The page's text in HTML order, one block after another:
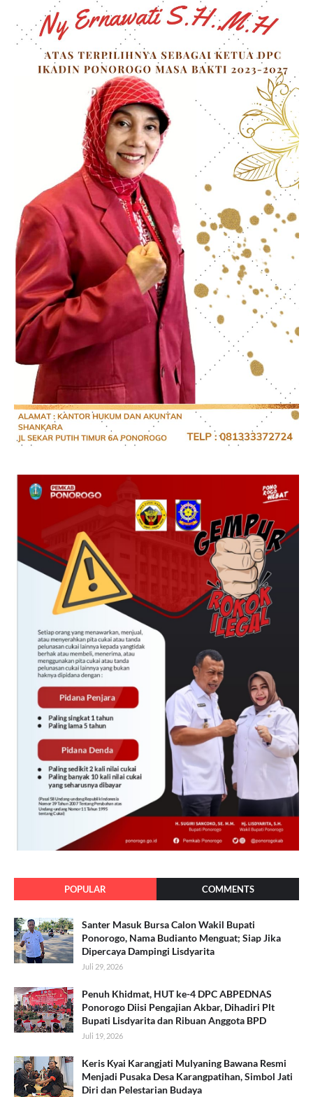
POPULAR COMMENTS
Santer Masuk Bursa Calon Wakil Bupati
Ponorogo, Nama Budianto Menguat; Siap Jika
Dipercaya Dampingi Lisdyarita
Juli 29, 2026
Penuh Khidmat, HUT ke-4 DPC ABPEDNAS
Ponorogo Diisi Pengajian Akbar, Dihadiri Plt
Bupati Lisdyarita dan Ribuan Anggota BPD
Juli 19, 2026
Keris Kyai Karangjati Mulyaning Bawana Resmi
Menjadi Pusaka Desa Karangpatihan, Simbol Jati
Diri dan Pelestarian Budaya